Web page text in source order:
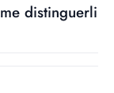
distinguerli